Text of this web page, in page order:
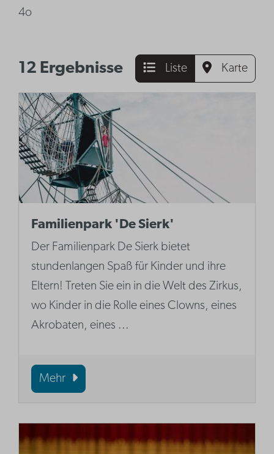
4o
12 Ergebnisse Liste Karte
Familienpark 'De Sierk'
Der Familienpark De Sierk bietet
stundenlangen Spaß für Kinder und ihre
Eltern! Treten Sie ein in die Welt des Zirkus,
wo Kinder in die Rolle eines Clowns, eines
Akrobaten, eines ...
Mehr